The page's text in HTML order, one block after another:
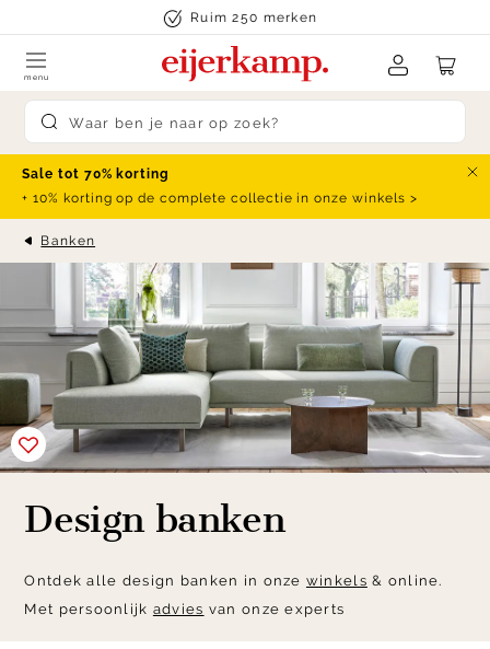
Ruim 250 merken
Submit search
menu
Sale tot 70% korting
+ 10% korting op de complete collectie in onze winkels >
Banken
Design banken
Ontdek alle design banken in onze winkels & online.
Met persoonlijk advies van onze experts